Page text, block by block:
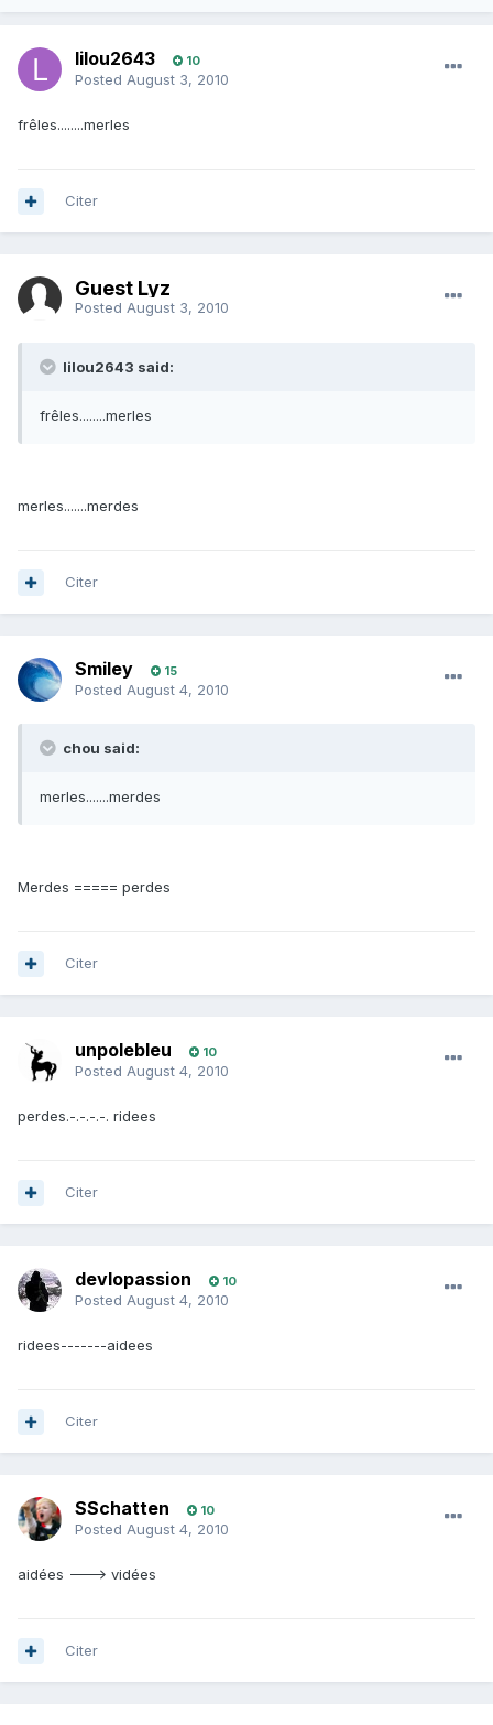
lilou2643 10
Posted August 3, 2010
frêles........merles
Citer
Guest Lyz
Posted August 3, 2010
lilou2643 said:
frêles........merles
merles.......merdes
Citer
Smiley 15
Posted August 4, 2010
chou said:
merles.......merdes
Merdes ===== perdes
Citer
unpolebleu 10
Posted August 4, 2010
perdes.-.-.-.-. ridees
Citer
devlopassion 10
Posted August 4, 2010
ridees-------aidees
Citer
SSchatten 10
Posted August 4, 2010
aidées ---> vidées
Citer